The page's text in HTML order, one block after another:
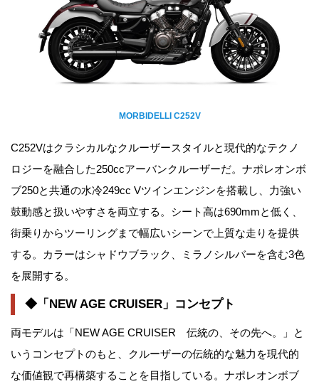
MORBIDELLI C252V
C252Vはクラシカルなクルーザースタイルと現代的なテクノ
ロジーを融合した250ccアーバンクルーザーだ。ナポレオンボ
ブ250と共通の水冷249cc Vツインエンジンを搭載し、力強い
鼓動感と扱いやすさを両立する。シート高は690mmと低く、
街乗りからツーリングまで幅広いシーンで上質な走りを提供
する。カラーはシャドウブラック、ミラノシルバーを含む3色
を展開する。
◆「NEW AGE CRUISER」コンセプト
両モデルは「NEW AGE CRUISER 伝統の、その先へ。」と
いうコンセプトのもと、クルーザーの伝統的な魅力を現代的
な価値観で再構築することを目指している。ナポレオンボブ